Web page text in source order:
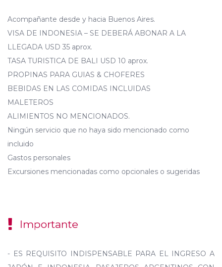
Acompañante desde y hacia Buenos Aires.
VISA DE INDONESIA – SE DEBERÁ ABONAR A LA
LLEGADA USD 35 aprox.
TASA TURISTICA DE BALI USD 10 aprox.
PROPINAS PARA GUIAS & CHOFERES
BEBIDAS EN LAS COMIDAS INCLUIDAS
MALETEROS
ALIMIENTOS NO MENCIONADOS.
Ningún servicio que no haya sido mencionado como
incluido
Gastos personales
Excursiones mencionadas como opcionales o sugeridas
Importante
- ES REQUISITO INDISPENSABLE PARA EL INGRESO A